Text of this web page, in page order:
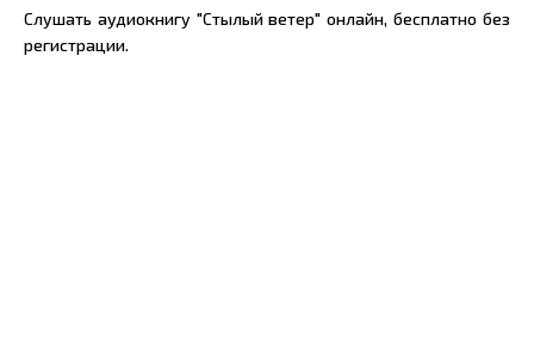
Слушать аудиокнигу "Стылый ветер" онлайн, бесплатно без
регистрации.